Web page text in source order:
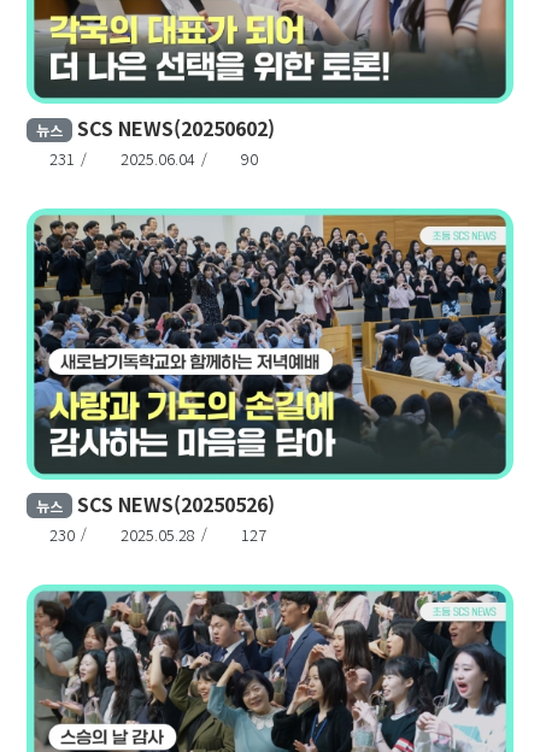
뉴스 SCS NEWS(20250602)
231 2025.06.04 90
뉴스 SCS NEWS(20250526)
230 2025.05.28 127